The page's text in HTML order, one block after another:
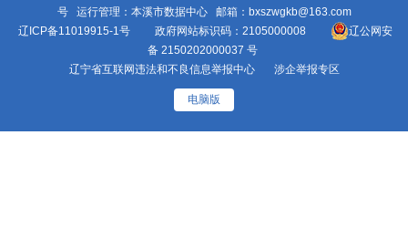
号 运行管理：本溪市数据中心 邮箱：bxszwgkb@163.com
辽ICP备11019915-1号 政府网站标识码：2105000008
辽公网安
备 2150202000037 号
辽宁省互联网违法和不良信息举报中心
涉企举报专区
电脑版